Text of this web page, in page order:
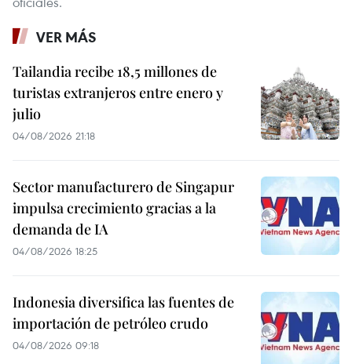
VER MÁS
Tailandia recibe 18,5 millones de
turistas extranjeros entre enero y
julio
04/08/2026 21:18
Sector manufacturero de Singapur
impulsa crecimiento gracias a la
demanda de IA
04/08/2026 18:25
Indonesia diversifica las fuentes de
importación de petróleo crudo
04/08/2026 09:18